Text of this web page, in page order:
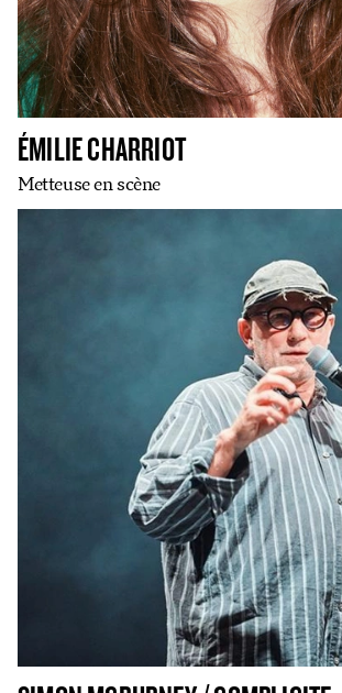
ÉMILIE CHARRIOT
Metteuse en scène